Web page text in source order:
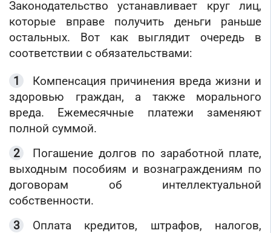
Законодательство устанавливает круг лиц,
которые вправе получить деньги раньше
остальных. Вот как выглядит очередь в
соответствии с обязательствами:
Компенсация причинения вреда жизни и
здоровью граждан, а также морального
вреда. Ежемесячные платежи заменяют
полной суммой.
Погашение долгов по заработной плате,
выходным пособиям и вознаграждениям по
договорам об интеллектуальной
собственности.
Оплата кредитов, штрафов, налогов,